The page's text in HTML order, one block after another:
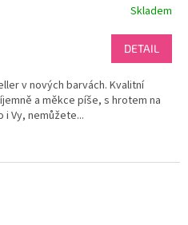
Skladem
DETAIL
v nových barvách. Kvalitní
a měkce píše, s hrotem na
Vy, nemůžete...